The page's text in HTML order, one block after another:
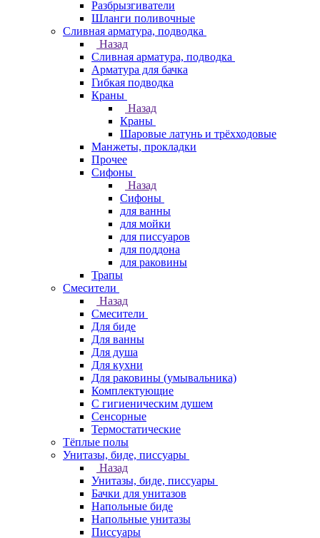
Разбрызгиватели
Шланги поливочные
Сливная арматура, подводка
Назад
Сливная арматура, подводка
Арматура для бачка
Гибкая подводка
Краны
Назад
Краны
Шаровые латунь и трёхходовые
Манжеты, прокладки
Прочее
Сифоны
Назад
Сифоны
для ванны
для мойки
для писсуаров
для поддона
для раковины
Трапы
Смесители
Назад
Смесители
Для биде
Для ванны
Для душа
Для кухни
Для раковины (умывальника)
Комплектующие
С гигиеническим душем
Сенсорные
Термостатические
Тёплые полы
Унитазы, биде, писсуары
Назад
Унитазы, биде, писсуары
Бачки для унитазов
Напольные биде
Напольные унитазы
Писсуары